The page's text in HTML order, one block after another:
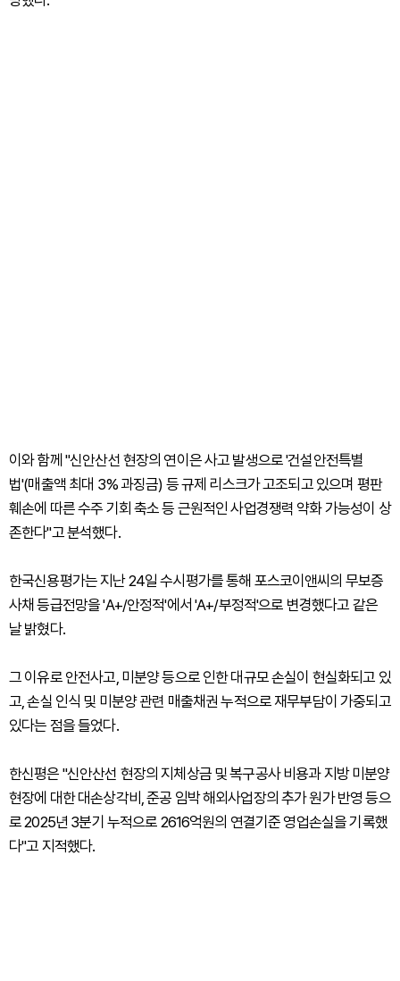
이와 함께 "신안산선 현장의 연이은 사고 발생으로 '건설안전특별
법'(매출액 최대 3% 과징금) 등 규제 리스크가 고조되고 있으며 평판
훼손에 따른 수주 기회 축소 등 근원적인 사업경쟁력 약화 가능성이 상
존한다"고 분석했다.
한국신용평가는 지난 24일 수시평가를 통해 포스코이앤씨의 무보증
사채 등급전망을 'A+/안정적'에서 'A+/부정적'으로 변경했다고 같은
날 밝혔다.
그 이유로 안전사고, 미분양 등으로 인한 대규모 손실이 현실화되고 있
고, 손실 인식 및 미분양 관련 매출채권 누적으로 재무부담이 가중되고
있다는 점을 들었다.
한신평은 "신안산선 현장의 지체상금 및 복구공사 비용과 지방 미분양
현장에 대한 대손상각비, 준공 임박 해외사업장의 추가 원가 반영 등으
로 2025년 3분기 누적으로 2616억원의 연결기준 영업손실을 기록했
다"고 지적했다.